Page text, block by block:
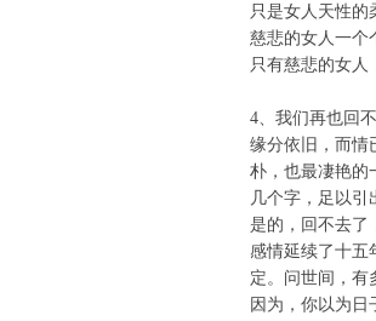
只是女人天性的
慈悲的女人一个
只有慈悲的女人
4、我们再也回不
缘分依旧，而情
朴，也最凄艳的
几个字，足以引
是的，回不去了
感情延续了十五
定。问世间，有
因为，你以为